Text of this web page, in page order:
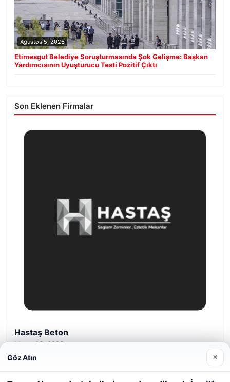
Ağustos 5, 2026
Etimesgut Belediye Soruşturmasında Şok Gelişme: Başkan
Yardımcısının Uyuşturucu Testi Pozitif Çıktı
Son Eklenen Firmalar
Prenses Night Club
Nisan 29, 2026
Göz Atın ×